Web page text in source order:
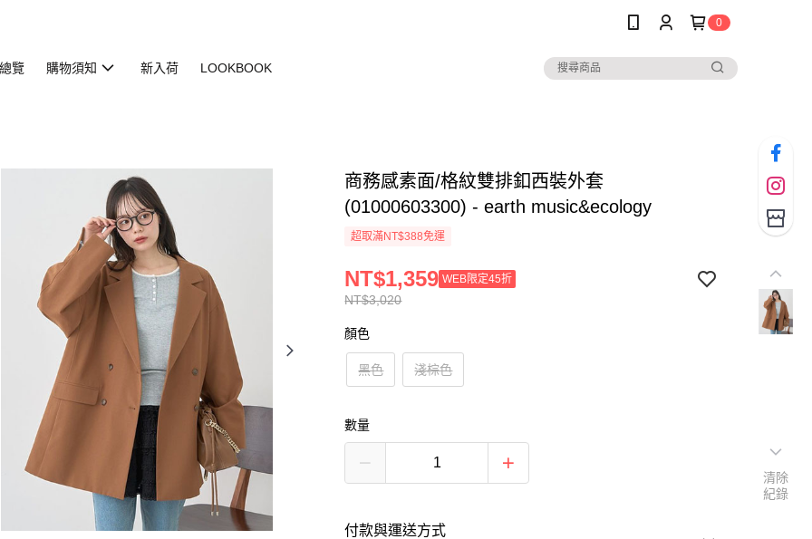
0
覽 購物須知 新入荷 LOOKBOOK
商務感素面/格紋雙排釦西裝外套
(01000603300) - earth music&ecology
超取滿NT$388免運
NT$3,020
NT$1,359 WEB限定45折
顏色
黑色 淺棕色
數量
付款與運送方式
清除
紀錄